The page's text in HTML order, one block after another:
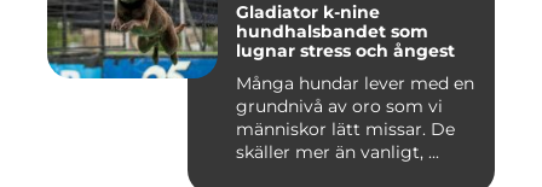
Gladiator k-nine
hundhalsbandet som
lugnar stress och ångest
Många hundar lever med en
grundnivå av oro som vi
människor lätt missar. De
skäller mer än vanligt, ...